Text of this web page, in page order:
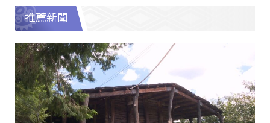
推薦新聞